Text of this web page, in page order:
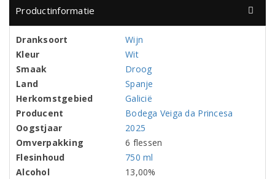
Productinformatie
Dranksoort
Wijn
Kleur
Wit
Smaak
Droog
Land
Spanje
Herkomstgebied
Galicië
Producent
Bodega Veiga da Princesa
Oogstjaar
2025
Omverpakking
6 flessen
Flesinhoud
750 ml
Alcohol
13,00%